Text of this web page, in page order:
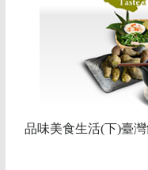
品味美食生活(下)臺